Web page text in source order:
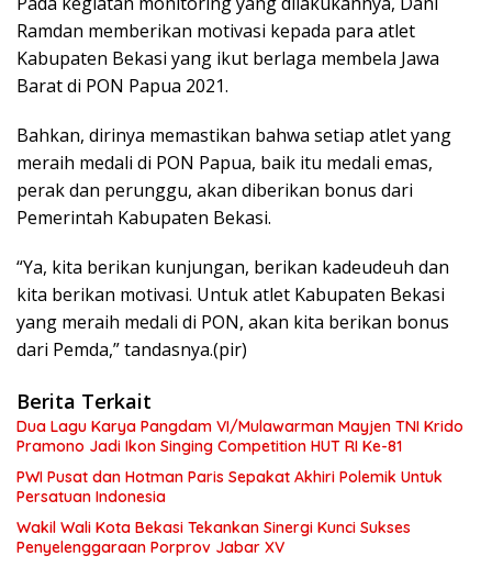
Ramdan memberikan motivasi kepada para atlet
Kabupaten Bekasi yang ikut berlaga membela Jawa
Barat di PON Papua 2021.
Bahkan, dirinya memastikan bahwa setiap atlet yang
meraih medali di PON Papua, baik itu medali emas,
perak dan perunggu, akan diberikan bonus dari
Pemerintah Kabupaten Bekasi.
“Ya, kita berikan kunjungan, berikan kadeudeuh dan
kita berikan motivasi. Untuk atlet Kabupaten Bekasi
yang meraih medali di PON, akan kita berikan bonus
dari Pemda,” tandasnya.(pir)
Berita Terkait
Dua Lagu Karya Pangdam VI/Mulawarman Mayjen TNI Krido
Pramono Jadi Ikon Singing Competition HUT RI Ke-81
PWI Pusat dan Hotman Paris Sepakat Akhiri Polemik Untuk
Persatuan Indonesia
Wakil Wali Kota Bekasi Tekankan Sinergi Kunci Sukses
Penyelenggaraan Porprov Jabar XV